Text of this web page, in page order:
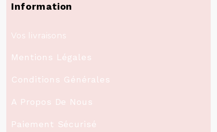
Information
Vos livraisons
Mentions Légales
Conditions Générales
A Propos De Nous
Paiement Sécurisé